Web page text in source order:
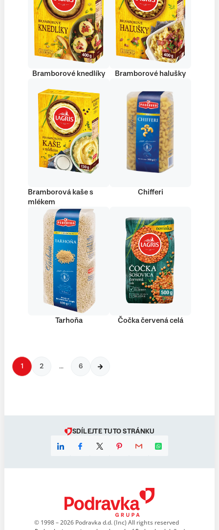
Bramborové knedlíky Bramborové halušky
Bramborová kaše s
mlékem
Chifferi
Tarhoňa Čočka červená celá
1 2 … 6
SDÍLEJTE TUTO STRÁNKU
© 1998 – 2026 Podravka d.d. (Inc) All rights reserved